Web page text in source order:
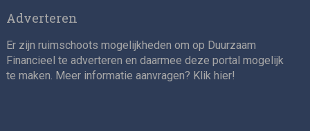
Adverteren
Er zijn ruimschoots mogelijkheden om op Duurzaam
Financieel te adverteren en daarmee deze portal mogelijk
te maken. Meer informatie aanvragen? Klik hier!